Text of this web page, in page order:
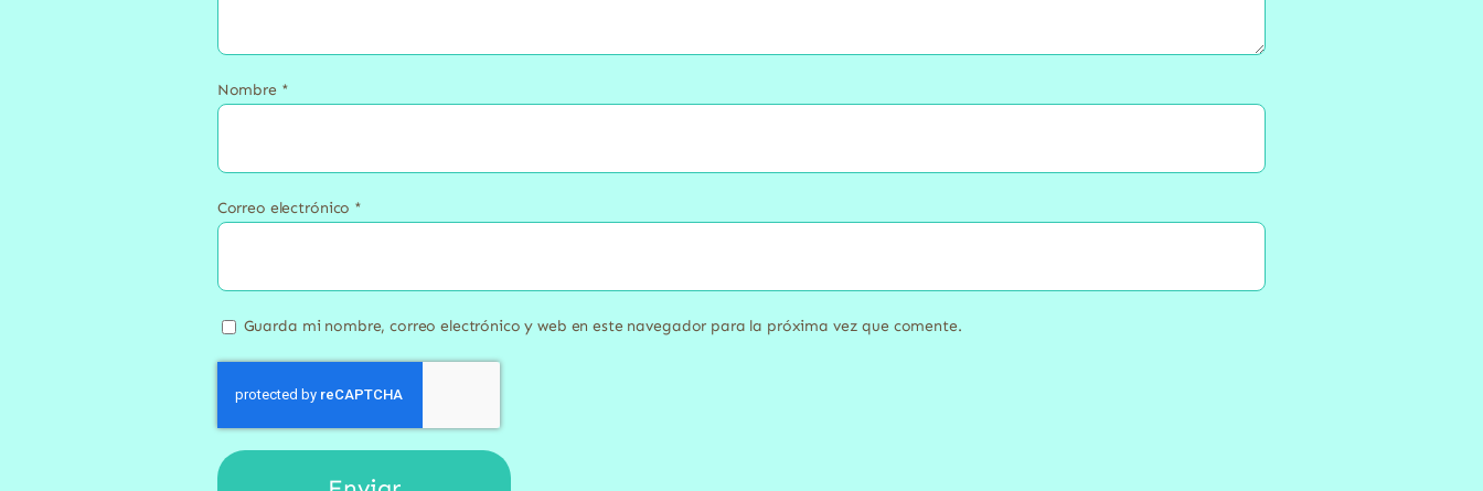
Nombre *
Correo electrónico *
Guarda mi nombre, correo electrónico y web en este navegador para la próxima vez que comente.